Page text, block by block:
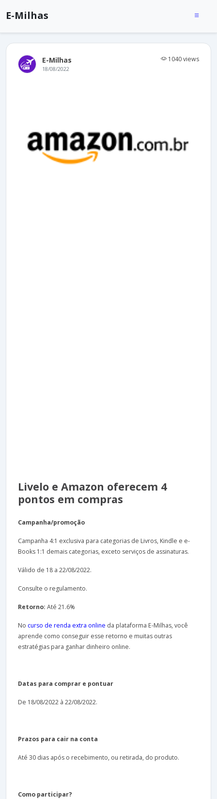
E-Milhas
E-Milhas 1040 views
18/08/2022
Livelo e Amazon oferecem 4
pontos em compras
Campanha/promoção
Campanha 4:1 exclusiva para categorias de Livros, Kindle e e-
Books 1:1 demais categorias, exceto serviços de assinaturas.
Válido de 18 a 22/08/2022.
Consulte o regulamento.
Retorno: Até 21.6%
No curso de renda extra online da plataforma E-Milhas, você
aprende como conseguir esse retorno e muitas outras
estratégias para ganhar dinheiro online.
Datas para comprar e pontuar
De 18/08/2022 à 22/08/2022.
Prazos para cair na conta
Até 30 dias após o recebimento, ou retirada, do produto.
Como participar?